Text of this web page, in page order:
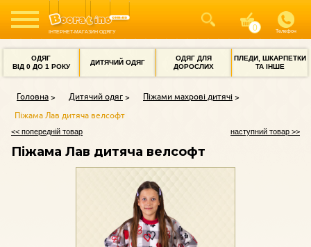
ІНТЕРНЕТ-МАГАЗИН ОДЯГУ Телефон
ОДЯГ
ВІД 0 ДО 1 РОКУ
ДИТЯЧИЙ ОДЯГ
ОДЯГ ДЛЯ
ДОРОСЛИХ
ПЛЕДИ, ШКАРПЕТКИ
ТА ІНШЕ
Головна Дитячий одяг
Піжами махрові дитячі
Піжама Лав дитяча велсофт
<< попередній товар наступний товар >>
Піжама Лав дитяча велсофт